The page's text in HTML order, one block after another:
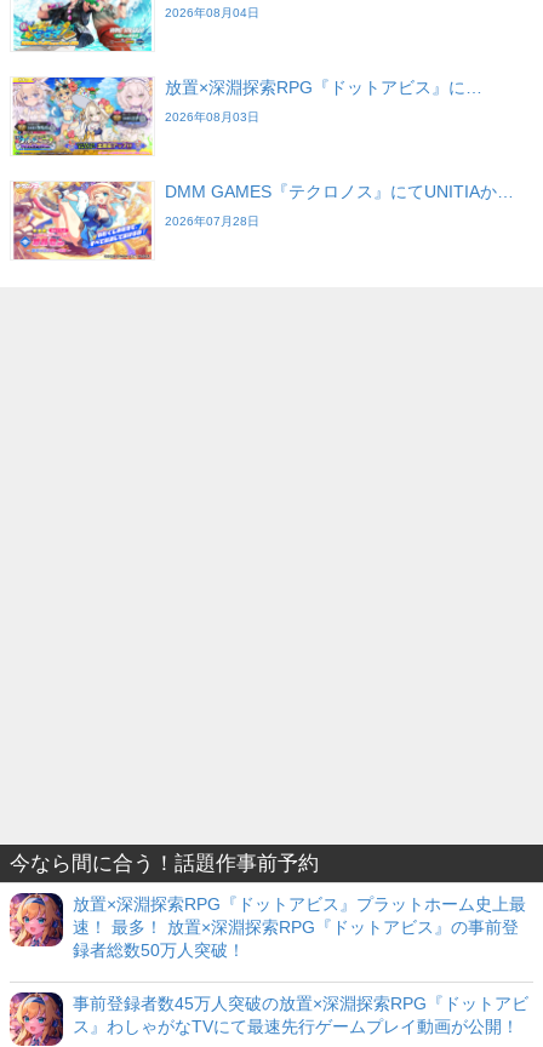
2026年08月04日
放置×深淵探索RPG『ドットアビス』に…
2026年08月03日
DMM GAMES『テクロノス』にてUNITIAか…
2026年07月28日
今なら間に合う！話題作事前予約
放置×深淵探索RPG『ドットアビス』プラットホーム史上最
速！ 最多！ 放置×深淵探索RPG『ドットアビス』の事前登
録者総数50万人突破！
事前登録者数45万人突破の放置×深淵探索RPG『ドットアビ
ス』わしゃがなTVにて最速先行ゲームプレイ動画が公開！